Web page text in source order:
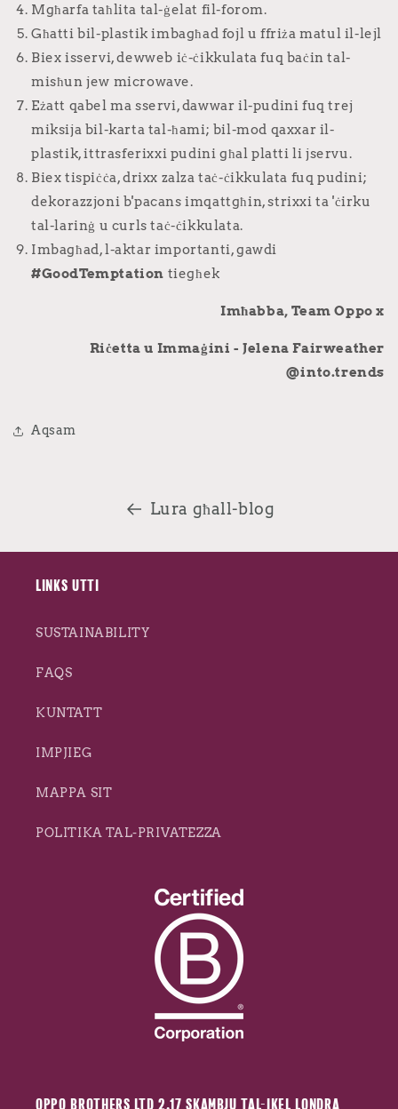
Mgħarfa taħlita tal-ġelat fil-forom.
Għatti bil-plastik imbagħad fojl u ffriża matul il-lejl
Biex isservi, dewweb iċ-ċikkulata fuq baċin tal-
misħun jew microwave.
Eżatt qabel ma sservi, dawwar il-pudini fuq trej
miksija bil-karta tal-ħami; bil-mod qaxxar il-
plastik, ittrasferixxi pudini għal platti li jservu.
Biex tispiċċa, drixx zalza taċ-ċikkulata fuq pudini;
dekorazzjoni b'pacans imqattgħin, strixxi ta 'ċirku
tal-larinġ u curls taċ-ċikkulata.
Imbagħad, l-aktar importanti, gawdi
#GoodTemptation tiegħek
Imħabba, Team Oppo x
Riċetta u Immaġini - Jelena Fairweather
@into.trends
Aqsam
Lura għall-blog
LINKS UTTI
SUSTAINABILITY
FAQS
KUNTATT
IMPJIEG
MAPPA SIT
POLITIKA TAL-PRIVATEZZA
OPPO BROTHERS LTD 2.17 SKAMBJU TAL-IKEL LONDRA